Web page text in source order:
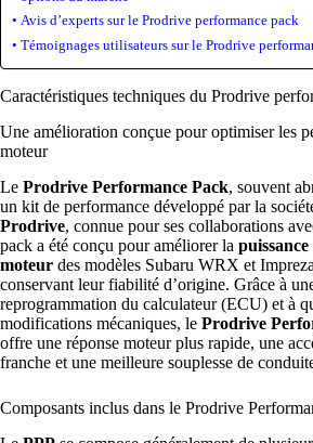
Avis d’experts sur le Prodrive performance pack
Témoignages utilisateurs sur le Prodrive
Caractéristiques techniques du Prodrive
Une amélioration conçue pour optimiser les
moteur
Le Prodrive Performance Pack, souvent
un kit de performance développé par la
Prodrive, connue pour ses collaborations
pack a été conçu pour améliorer la puissance
moteur des modèles Subaru WRX et
conservant leur fiabilité d’origine. Grâce à
reprogrammation du calculateur (ECU) et à
modifications mécaniques, le Prodrive
offre une réponse moteur plus rapide, une
franche et une meilleure souplesse de
Composants inclus dans le Prodrive